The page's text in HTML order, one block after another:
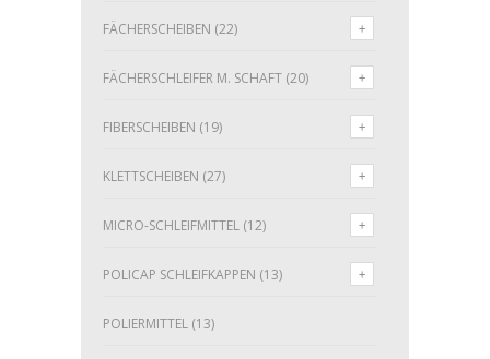
FÄCHERSCHEIBEN (22)
FÄCHERSCHLEIFER M. SCHAFT (20)
FIBERSCHEIBEN (19)
KLETTSCHEIBEN (27)
MICRO-SCHLEIFMITTEL (12)
POLICAP SCHLEIFKAPPEN (13)
POLIERMITTEL (13)